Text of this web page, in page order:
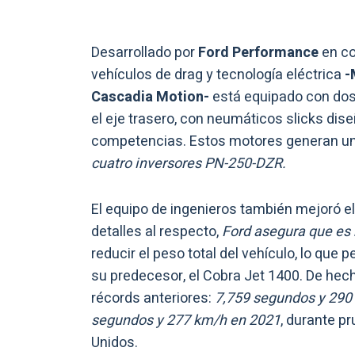
Desarrollado porFord Performanceen
vehículos de drag y tecnología eléctrica -
Cascadia Motion- está equipado con
el eje trasero, con neumáticos slicks
competencias. Estos motores generan
cuatro inversores PN-250-DZR.
El equipo de ingenieros también mejoró
detalles al respecto,Ford asegura que
reducir el peso total del vehículo, lo que
su predecesor, el Cobra Jet 1400. De
récords anteriores: 7,759 segundos y
segundos y 277 km/h en 2021, durante
Unidos.